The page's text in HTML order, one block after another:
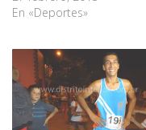
En «Deportes»